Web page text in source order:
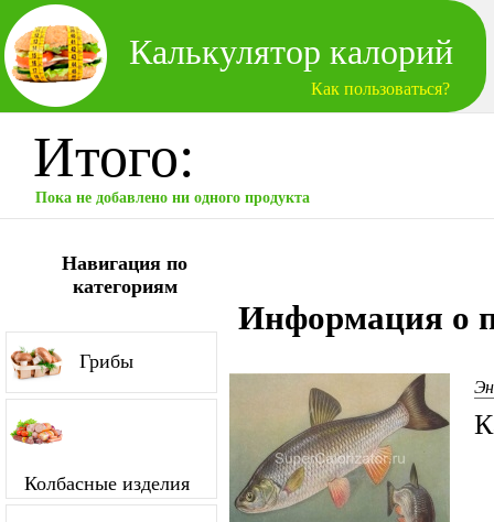
Калькулятор калорий
Как пользоваться?
Итого:
Пока не добавлено ни одного продукта
Навигация по
категориям
Грибы
Колбасные изделия
Информация о